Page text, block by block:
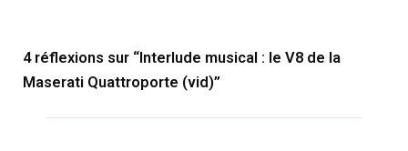
4 réflexions sur “Interlude musical : le V8 de la
Maserati Quattroporte (vid)”